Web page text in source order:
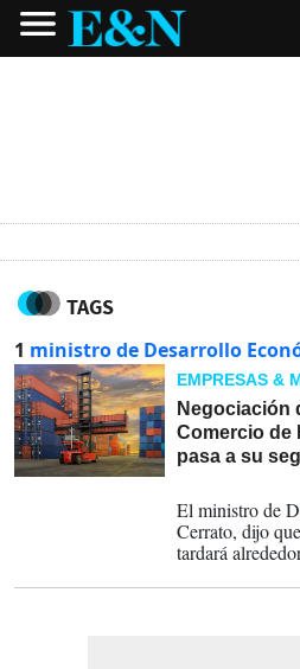
TAGS
1 ministro de Desarrollo
EMPRESAS &
Negociación
Comercio de
pasa a su
El ministro de
Cerrato, dijo
tardará